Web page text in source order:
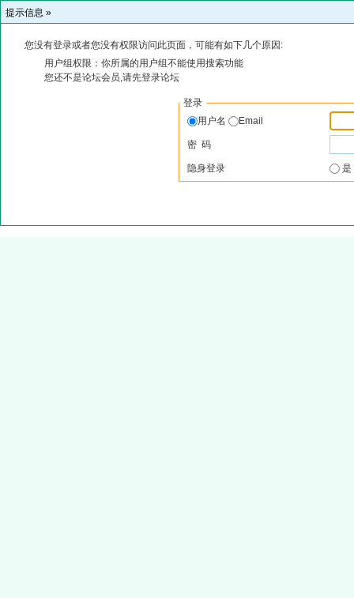
提示信息 »
您没有登录或者您没有权限访问此页面，可能有如下几个原因:
用户组权限：你所属的用户组不能使用搜索功能
您还不是论坛会员,请先登录论坛
登录
用户名
Email
密 码
隐身登录